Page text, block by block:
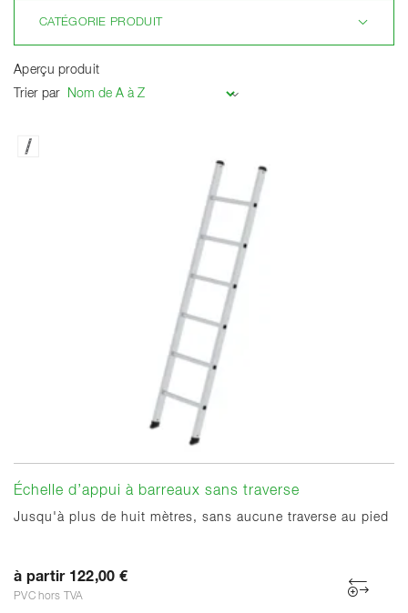
CATÉGORIE PRODUIT
Aperçu produit
Trier par
Échelle d’appui à barreaux sans traverse
Jusqu'à plus de huit mètres, sans aucune traverse au pied
à partir 122,00 €
PVC hors TVA